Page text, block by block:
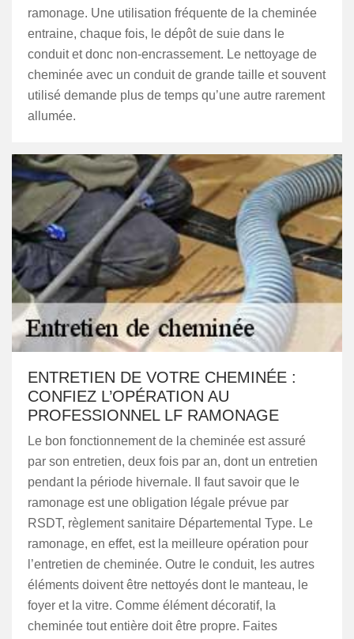
ramonage. Une utilisation fréquente de la cheminée
entraine, chaque fois, le dépôt de suie dans le
conduit et donc non-encrassement. Le nettoyage de
cheminée avec un conduit de grande taille et souvent
utilisé demande plus de temps qu’une autre rarement
allumée.
ENTRETIEN DE VOTRE CHEMINÉE :
CONFIEZ L’OPÉRATION AU
PROFESSIONNEL LF RAMONAGE
Le bon fonctionnement de la cheminée est assuré
par son entretien, deux fois par an, dont un entretien
pendant la période hivernale. Il faut savoir que le
ramonage est une obligation légale prévue par
RSDT, règlement sanitaire Départemental Type. Le
ramonage, en effet, est la meilleure opération pour
l’entretien de cheminée. Outre le conduit, les autres
éléments doivent être nettoyés dont le manteau, le
foyer et la vitre. Comme élément décoratif, la
cheminée tout entière doit être propre. Faites